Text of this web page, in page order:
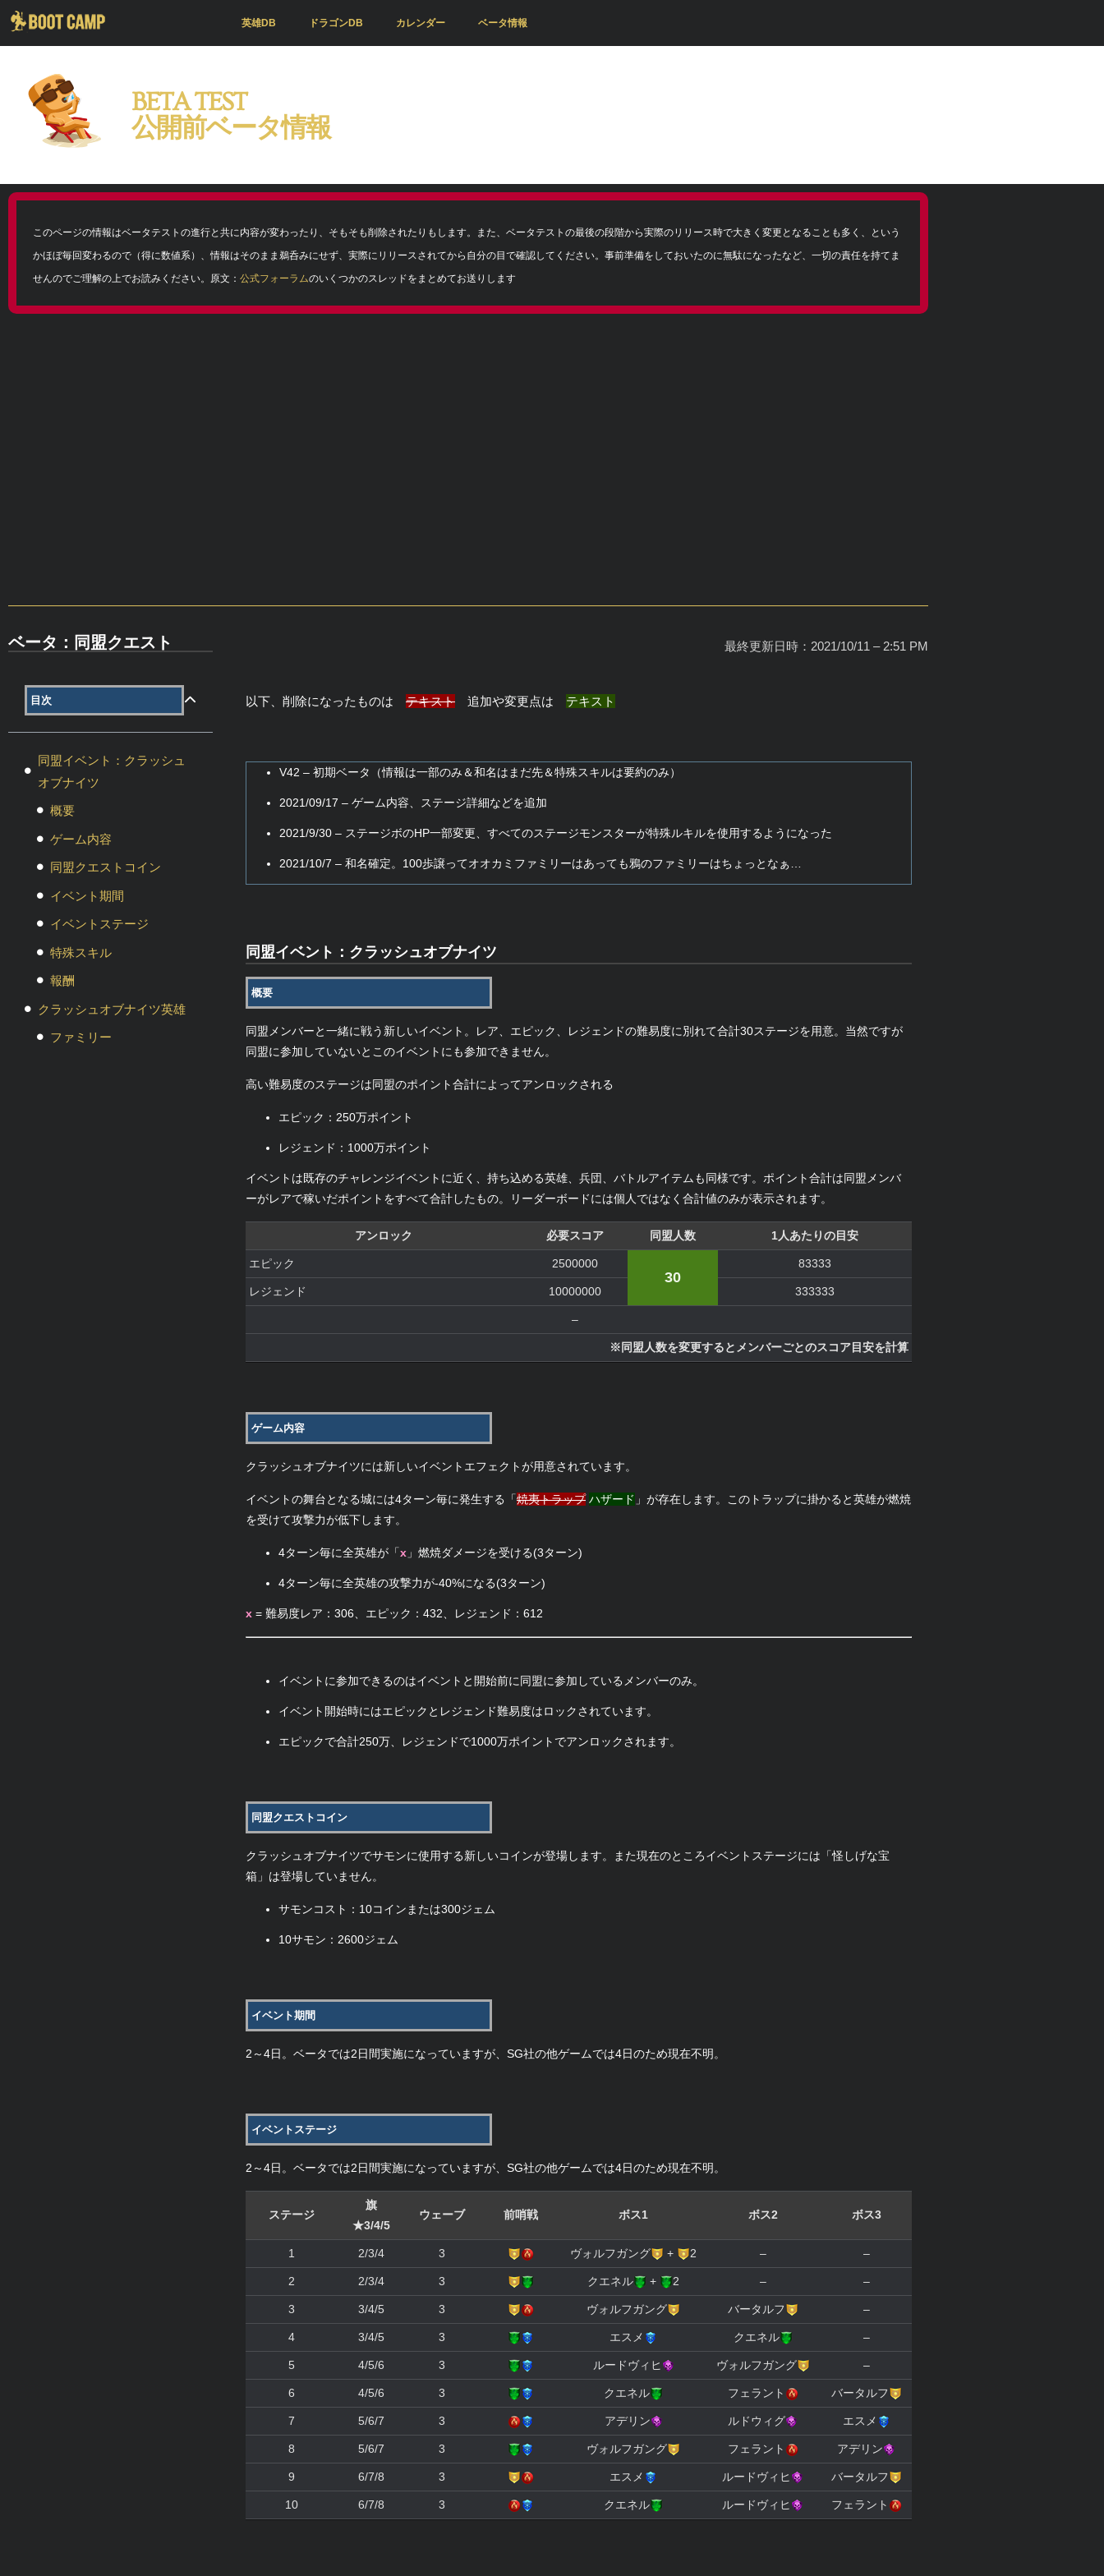
英雄DB ドラゴンDB カレンダー ベータ情報
BETA TEST
公開前ベータ情報
このページの情報はベータテストの進行と共に内容が変わったり、そもそも削除されたりもします。また、ベータテストの最後の段階から実際のリリース時で大きく変更となることも多く、という
かほぼ毎回変わるので（得に数値系）、情報はそのまま鵜呑みにせず、実際にリリースされてから自分の目で確認してください。事前準備をしておいたのに無駄になったなど、一切の責任を持てま
せんのでご理解の上でお読みください。原文： 公式フォーラムのいくつかのスレッドをまとめてお送りします
ベータ：同盟クエスト
目次
同盟イベント：クラッシュ
オブナイツ
概要
ゲーム内容
同盟クエストコイン
イベント期間
イベントステージ
特殊スキル
報酬
クラッシュオブナイツ英雄
ファミリー
最終更新日時：2021/10/11 – 2:51 PM
以下、削除になったものは テキスト追加や変更点は テキスト
V42 – 初期ベータ（情報は一部のみ＆和名はまだ先＆特殊スキルは要約のみ）
2021/09/17 – ゲーム内容、ステージ詳細などを追加
2021/9/30 – ステージボのHP一部変更、すべてのステージモンスターが特殊ルキルを使用するようになった
2021/10/7 – 和名確定。100歩譲ってオオカミファミリーはあっても鴉のファミリーはちょっとなぁ…
同盟イベント：クラッシュオブナイツ
概要
同盟メンバーと一緒に戦う新しいイベント。レア、エピック、レジェンドの難易度に別れて合計30ステージを用意。当然ですが
同盟に参加していないとこのイベントにも参加できません。
高い難易度のステージは同盟のポイント合計によってアンロックされる
エピック：250万ポイント
レジェンド：1000万ポイント
イベントは既存のチャレンジイベントに近く、持ち込める英雄、兵団、バトルアイテムも同様です。ポイント合計は同盟メンバ
ーがレアで稼いだポイントをすべて合計したもの。リーダーボードには個人ではなく合計値のみが表示されます。
アンロック 必要スコア 同盟人数 1人あたりの目安
エピック 2500000
30
83333
レジェンド 10000000 333333
–
※同盟人数を変更するとメンバーごとのスコア目安を計算
ゲーム内容
クラッシュオブナイツには新しいイベントエフェクトが用意されています。
イベントの舞台となる城には4ターン毎に発生する「焼夷トラップ ハザード 」が存在します。このトラップに掛かると英雄が燃焼
を受けて攻撃力が低下します。
4ターン毎に全英雄が「x」燃焼ダメージを受ける(3ターン)
4ターン毎に全英雄の攻撃力が-40%になる(3ターン)
x= 難易度レア：306、エピック：432、レジェンド：612
イベントに参加できるのはイベントと開始前に同盟に参加しているメンバーのみ。
イベント開始時にはエピックとレジェンド難易度はロックされています。
エピックで合計250万、レジェンドで1000万ポイントでアンロックされます。
同盟クエストコイン
クラッシュオブナイツでサモンに使用する新しいコインが登場します。また現在のところイベントステージには「怪しげな宝
箱」は登場していません。
サモンコスト：10コインまたは300ジェム
10サモン：2600ジェム
イベント期間
2～4日。ベータでは2日間実施になっていますが、SG社の他ゲームでは4日のため現在不明。
イベントステージ
2～4日。ベータでは2日間実施になっていますが、SG社の他ゲームでは4日のため現在不明。
ステージ
旗
★3/4/5
ウェーブ 前哨戦 ボス1 ボス2 ボス3
1 2/3/4 3 ヴォルフガング + 2 – –
2 2/3/4 3 クエネル + 2 – –
3 3/4/5 3 ヴォルフガング バータルフ –
4 3/4/5 3 エスメ クエネル –
5 4/5/6 3 ルードヴィヒ ヴォルフガング –
6 4/5/6 3 クエネル フェラント バータルフ
7 5/6/7 3 アデリン ルドウィグ エスメ
8 5/6/7 3 ヴォルフガング フェラント アデリン
9 6/7/8 3 エスメ ルードヴィヒ バータルフ
10 6/7/8 3 クエネル ルードヴィヒ フェラント